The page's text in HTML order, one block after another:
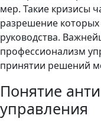
мер. Такие кризисы
разрешение которых
руководства.
профессионализм
принятии решений
Понятие
управления